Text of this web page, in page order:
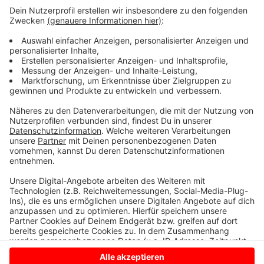
Anzeige
Wenn andere euch nur Fakten, Fakten, Fakten um die
Ohren hauen, packt Tom Hoppe eine Portion Humor
mit rein. Von kurios bis erhellend - hier bekommt ihr die
Anzeige
Anzeige